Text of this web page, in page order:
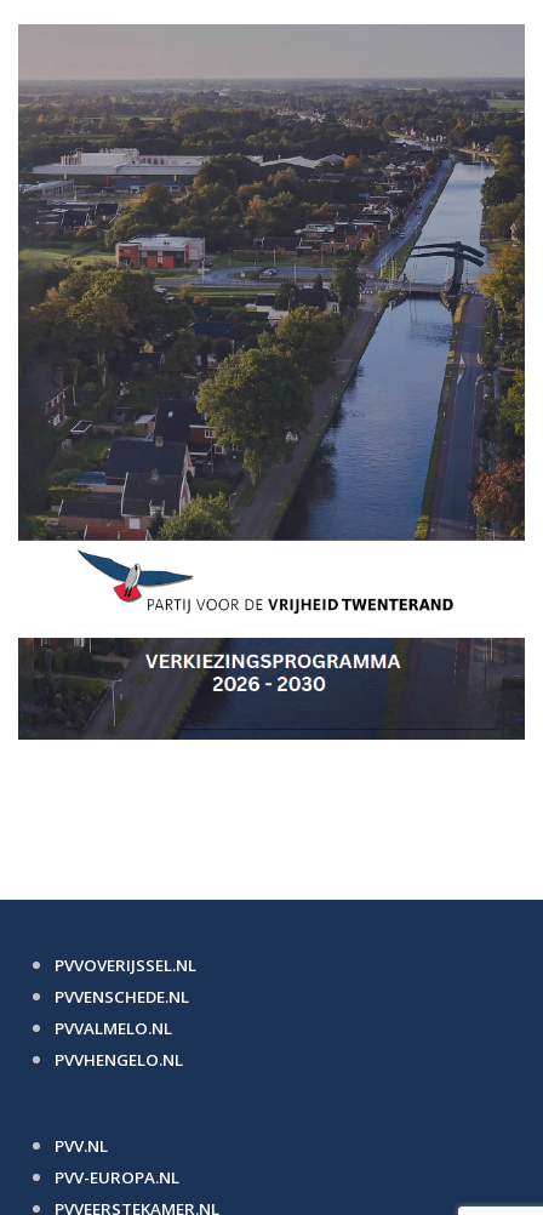
PVVOVERIJSSEL.NL
PVVENSCHEDE.NL
PVVALMELO.NL
PVVHENGELO.NL
PVV.NL
PVV-EUROPA.NL
PVVEERSTEKAMER.NL